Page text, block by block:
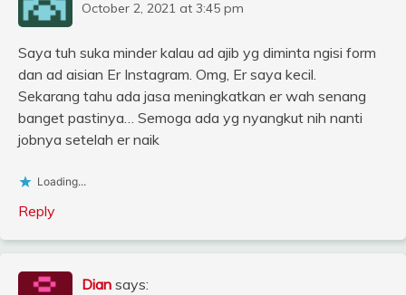
October 2, 2021 at 3:45 pm
Saya tuh suka minder kalau ad ajib yg diminta ngisi form
dan ad aisian Er Instagram. Omg, Er saya kecil.
Sekarang tahu ada jasa meningkatkan er wah senang
banget pastinya… Semoga ada yg nyangkut nih nanti
jobnya setelah er naik
Loading...
Reply
Dian says: